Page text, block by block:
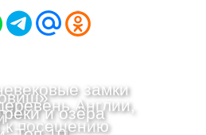
замки
10
Англии,
к посещению
и озёра